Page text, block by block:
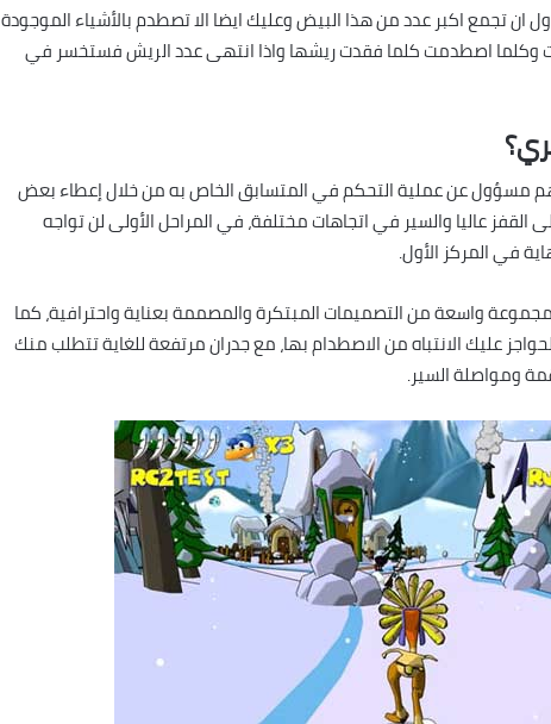
ان تجمع اكبر عدد من هذا البيض وعليك ايضا الا تصطدم بالأشياء الموجودة
وكلما اصطدمت كلما فقدت ريشها واذا انتهى عدد الريش فستخسر في
مسؤول عن عملية التحكم في المتسابق الخاص به من خلال إعطاء بعض
القفز عاليا والسير في اتجاهات مختلفة، في المراحل الأولى لن تواجه
في المركز الأول.
واسعة من التصميمات المبتكرة والمصممة بعناية واحترافية، كما
عليك الانتباه من الاصطدام بها، مع جدران مرتفعة للغاية تتطلب منك
ومواصلة السير.